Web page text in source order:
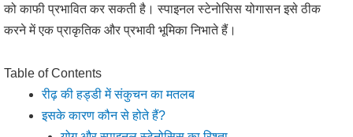
को काफी प्रभावित कर सकती है। स्पाइनल स्टेनोसिस योगासन इसे ठीक
करने में एक प्राकृतिक और प्रभावी भूमिका निभाते हैं।
Table of Contents
रीढ़ की हड्डी में संकुचन का मतलब
इसके कारण कौन से होते हैं?